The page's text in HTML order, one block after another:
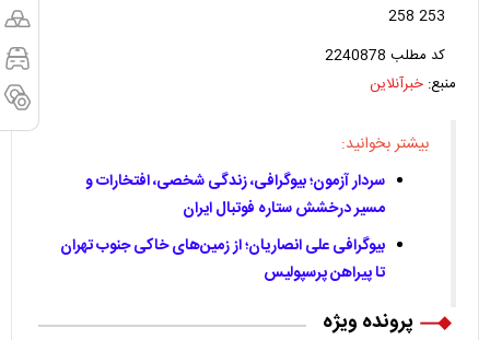
253 258
کد مطلب 2240878
منبع: خبرآنلاین
بیشتر بخوانید:
سردار آزمون؛ بیوگرافی، زندگی شخصی، افتخارات و
مسیر درخشش ستاره فوتبال ایران
بیوگرافی علی انصاریان؛ از زمین‌های خاکی جنوب تهران
تا پیراهن پرسپولیس
پرونده ویژه